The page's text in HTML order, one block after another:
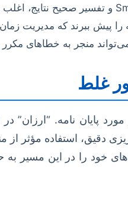
را پیش ببرند که مدیریت
منجر به خطاهای مکرر
غلط
نامه. “ارزان” در
دقیق، استفاده مؤثر از
خود را در این مسیر